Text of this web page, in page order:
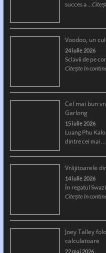
succes a …
Voodoo, un
24 iulie 2026
Sclavii de pe
Citește în
Cel mai bun
Garlong
15 iulie 2026
Luang Phu
dintre cei mai …
Vrăjitoarele
14 iulie 2026
În regatul
Citește în
Joey Talley
calculatoare
22 mai 2026